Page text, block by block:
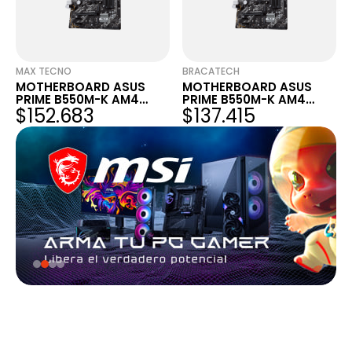
MAX TECNO
MOTHERBOARD ASUS
PRIME B550M-K AM4
DDR4
$152.683
BRACATECH
MOTHERBOARD ASUS
PRIME B550M-K AM4
DDR4
$137.415